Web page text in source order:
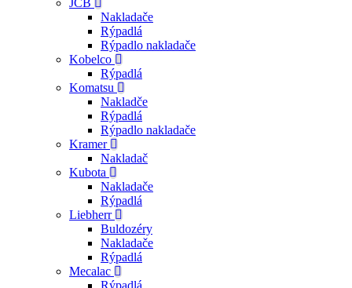
JCB
Nakladače
Rýpadlá
Rýpadlo nakladače
Kobelco
Rýpadlá
Komatsu
Nakladče
Rýpadlá
Rýpadlo nakladače
Kramer
Nakladač
Kubota
Nakladače
Rýpadlá
Liebherr
Buldozéry
Nakladače
Rýpadlá
Mecalac
Rýpadlá